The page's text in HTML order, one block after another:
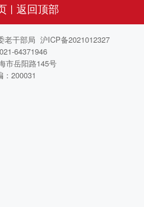
丨 返回顶部
老干部局 沪ICP备2021012327
64371946
市岳阳路145号
：200031